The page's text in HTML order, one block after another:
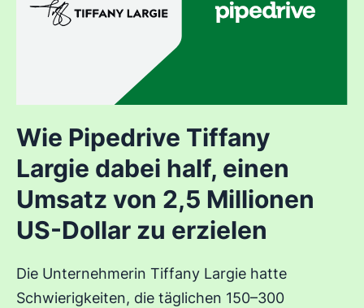
Wie Pipedrive Tiffany
Largie dabei half, einen
Umsatz von 2,5 Millionen
US-Dollar zu erzielen
Die Unternehmerin Tiffany Largie hatte
Schwierigkeiten, die täglichen 150–300